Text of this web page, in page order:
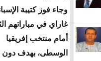
وجاء فوز كتيبة
غاراي في مباراتهم
أمام منتخب إفريقيا
الوسطى، بهدف دون